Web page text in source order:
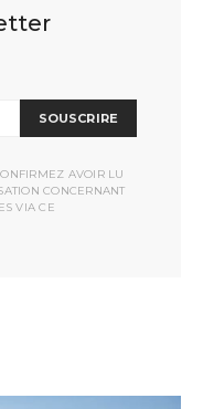
SOUSCRIRE
AVOIR LU
CONCERNANT
VIA CE